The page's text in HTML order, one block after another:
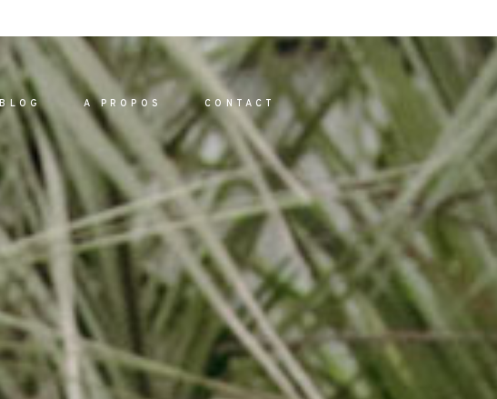
BLOG A PROPOS CONTACT
ACCUEIL
PORTFOLIO
PRESTATIONS
BLOG
A PROPOS